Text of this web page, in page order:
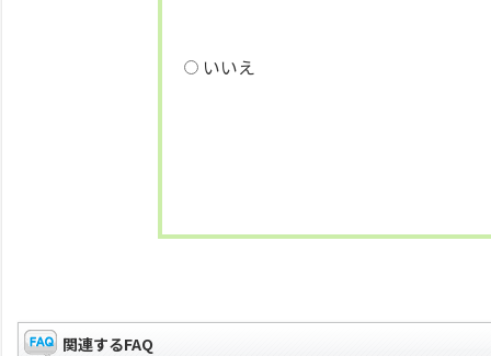
いいえ
関連するFAQ